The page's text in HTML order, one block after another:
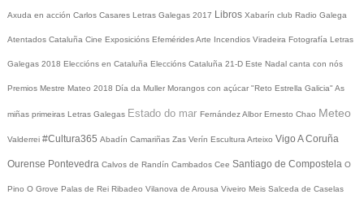
Axuda en acción Carlos Casares Letras Galegas 2017 Libros Xabarín club Radio Galega
Atentados Cataluña Cine Exposicións EfeméridesArte Incendios Viradeira Fotografía Letras
Galegas 2018 Eleccións en Cataluña Eleccións Cataluña 21-D Este Nadal canta con nós
Premios Mestre Mateo 2018 Día da Muller Morangos con açúcar "Reto Estrella Galicia" As
miñas primeiras Letras Galegas Estado do mar Fernández Albor Ernesto Chao Meteo
Valderrei #Cultura365 Abadín Camariñas Zas Verín Escultura Arteixo Vigo A Coruña
Ourense Pontevedra Calvos de Randín Cambados Cee Santiago de Compostela O
Pino O Grove Palas de Rei Ribadeo Vilanova de Arousa Viveiro Meis Salceda de Caselas